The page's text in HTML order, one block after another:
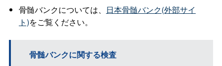
骨髄バンクについては、 日本骨髄バンク(外部サイ
ト)をご覧ください。
骨髄バンクに関する検査